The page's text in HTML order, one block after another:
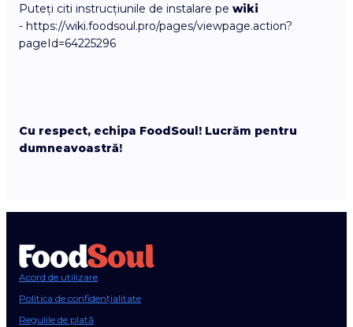
Puteți citi instrucțiunile de instalare pe wiki
- https://wiki.foodsoul.pro/pages/viewpage.action?
pageId=64225296
Cu respect, echipa FoodSoul! Lucrăm pentru
dumneavoastră!
Acord de utilizare
Politica de confidențialitate
Regulile de plată